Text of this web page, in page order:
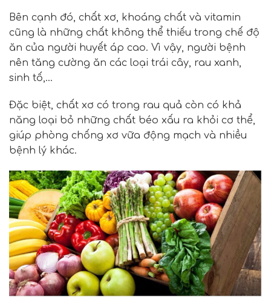
Bên cạnh đó, chất xơ, khoáng chất và vitamin
cũng là những chất không thể thiếu trong chế độ
ăn của người huyết áp cao. Vì vậy, người bệnh
nên tăng cường ăn các loại trái cây, rau xanh,
sinh tố,…
Đặc biệt, chất xơ có trong rau quả còn có khả
năng loại bỏ những chất béo xấu ra khỏi cơ thể,
giúp phòng chống xơ vữa động mạch và nhiều
bệnh lý khác.